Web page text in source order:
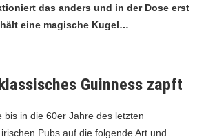
das anders und in der Dose erst
eine magische Kugel…
Guinness zapft
bis in die 60er Jahre des letzten
Pubs auf die folgende Art und